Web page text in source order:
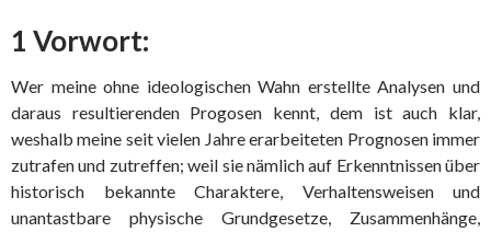
1 Vorwort:
Wer meine ohne ideologischen Wahn erstellte Analysen und
daraus resultierenden Progosen kennt, dem ist auch klar,
weshalb meine seit vielen Jahre erarbeiteten Prognosen immer
zutrafen und zutreffen; weil sie nämlich auf Erkenntnissen über
historisch bekannte Charaktere, Verhaltensweisen und
unantastbare physische Grundgesetze, Zusammenhänge,